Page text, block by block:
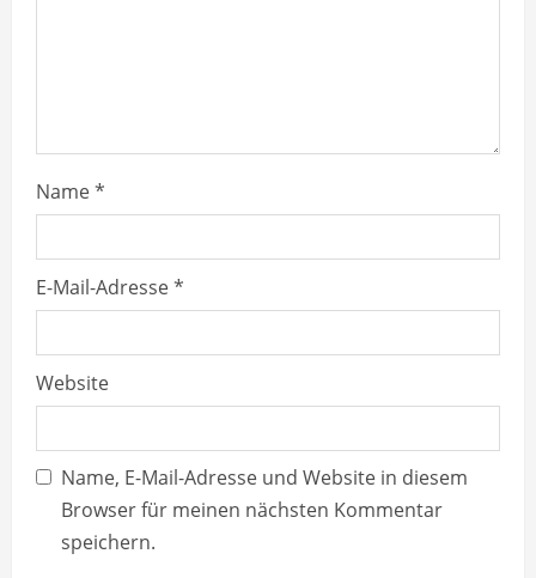
g
Name*
E-Mail-Adresse*
Website
Name, E-Mail-Adresse und Website in diesem
Browser für meinen nächsten Kommentar
speichern.